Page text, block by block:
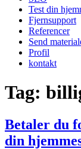
Test din
Fjernsupport
Referencer
Send
Profil
kontakt
Tag:
Betaler du
din